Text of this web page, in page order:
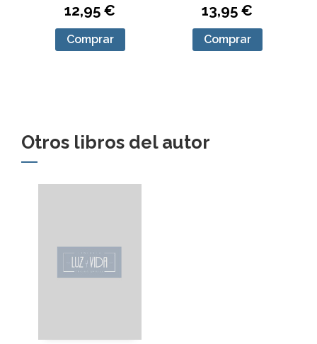
12,95 €
Comprar
13,95 €
Comprar
Otros libros del autor